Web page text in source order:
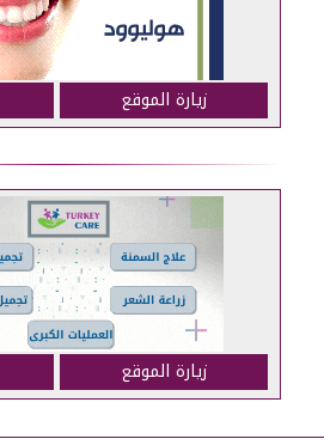
زيارة الموقع
زيارة الموقع